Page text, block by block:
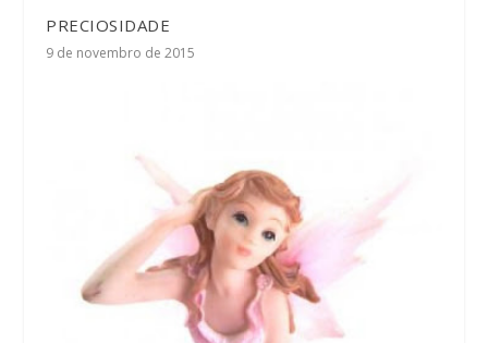
PRECIOSIDADE
9 de novembro de 2015